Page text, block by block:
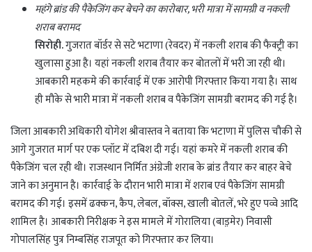
महंगे ब्रांड की पैकेजिंग कर बेचने का कारोबार, भरी मात्रा में सामग्री व नकली
शराब बरामद
सिरोही.गुजरात बॉर्डर से सटे भटाणा (रेवदर) में नकली शराब की फैक्ट्री का
खुलासा हुआ है। यहां नकली शराब तैयार कर बोतलों में भरी जा रही थी।
आबकारी महकमे की कार्रवाई में एक आरोपी गिरफ्तार किया गया है। साथ
ही मौके से भारी मात्रा में नकली शराब व पैकेजिंग सामग्री बरामद की गई है।
जिला आबकारी अधिकारी योगेश श्रीवास्तव ने बताया कि भटाणा में पुलिस चौकी से
आगे गुजरात मार्ग पर एक प्लॉट में दबिश दी गई। यहां कमरे में नकली शराब की
पैकेजिंग चल रही थी। राजस्थान निर्मित अंग्रेजी शराब के ब्रांड तैयार कर बाहर बेचे
जाने का अनुमान है। कार्रवाई के दौरान भारी मात्रा में शराब एवं पैकेजिंग सामग्री
बरामद की गई। इसमें ढक्कन, कैप, लेबल, बॉक्स, खाली बोतलें, भरे हुए पव्वे आदि
शामिल है। आबकारी निरीक्षक ने इस मामले में गोरालिया (बाड़़मेर) निवासी
गोपालसिंह पुत्र निम्बसिंह राजपूत को गिरफ्तार कर लिया।